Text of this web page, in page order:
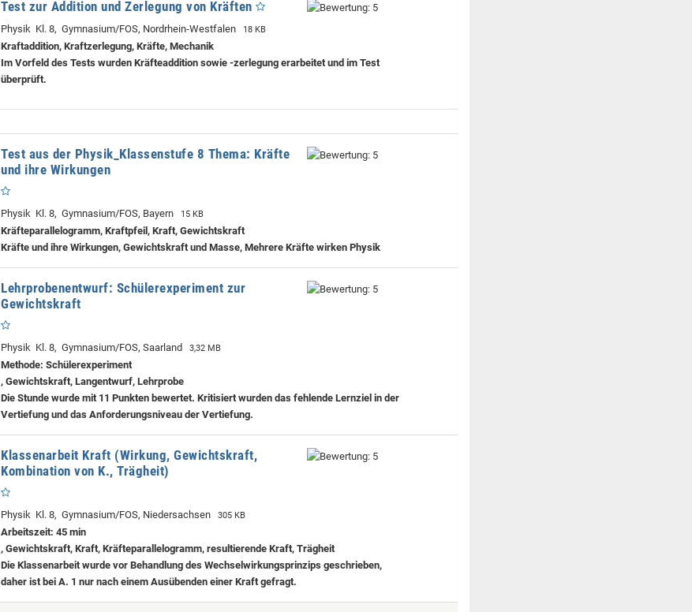
Test zur Addition und Zerlegung von Kräften
Physik Kl. 8, Gymnasium/FOS, Nordrhein-Westfalen 18 KB
Kraftaddition, Kraftzerlegung, Kräfte, Mechanik
Im Vorfeld des Tests wurden Kräfteaddition sowie -zerlegung erarbeitet und im Test
überprüft.
Test aus der Physik_Klassenstufe 8 Thema: Kräfte
und ihre Wirkungen
Physik Kl. 8, Gymnasium/FOS, Bayern 15 KB
Kräfteparallelogramm, Kraftpfeil, Kraft, Gewichtskraft
Kräfte und ihre Wirkungen, Gewichtskraft und Masse, Mehrere Kräfte wirken Physik
Lehrprobenentwurf: Schülerexperiment zur
Gewichtskraft
Physik Kl. 8, Gymnasium/FOS, Saarland 3,32 MB
Methode: Schülerexperiment
, Gewichtskraft, Langentwurf, Lehrprobe
Die Stunde wurde mit 11 Punkten bewertet. Kritisiert wurden das fehlende Lernziel in der
Vertiefung und das Anforderungsniveau der Vertiefung.
Klassenarbeit Kraft (Wirkung, Gewichtskraft,
Kombination von K., Trägheit)
Physik Kl. 8, Gymnasium/FOS, Niedersachsen 305 KB
Arbeitszeit: 45 min
, Gewichtskraft, Kraft, Kräfteparallelogramm, resultierende Kraft, Trägheit
Die Klassenarbeit wurde vor Behandlung des Wechselwirkungsprinzips geschrieben,
daher ist bei A. 1 nur nach einem Ausübenden einer Kraft gefragt.